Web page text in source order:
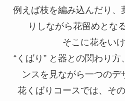
例えば枝を編み込んだり、
りしながら花留めとな
そこに花をいけ
“くばり” と器との関わり
ンスを見ながら一つのデ
花くばりコースでは、そ